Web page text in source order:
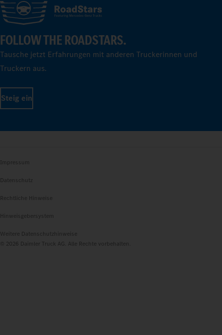
FOLLOW THE ROADSTARS.
Tausche jetzt Erfahrungen mit anderen Truckerinnen und
Truckern aus.
Steig ein
Impressum
Datenschutz
Rechtliche Hinweise
Hinweisgebersystem
Weitere Datenschutzhinweise
© 2026 Daimler Truck AG. Alle Rechte vorbehalten.